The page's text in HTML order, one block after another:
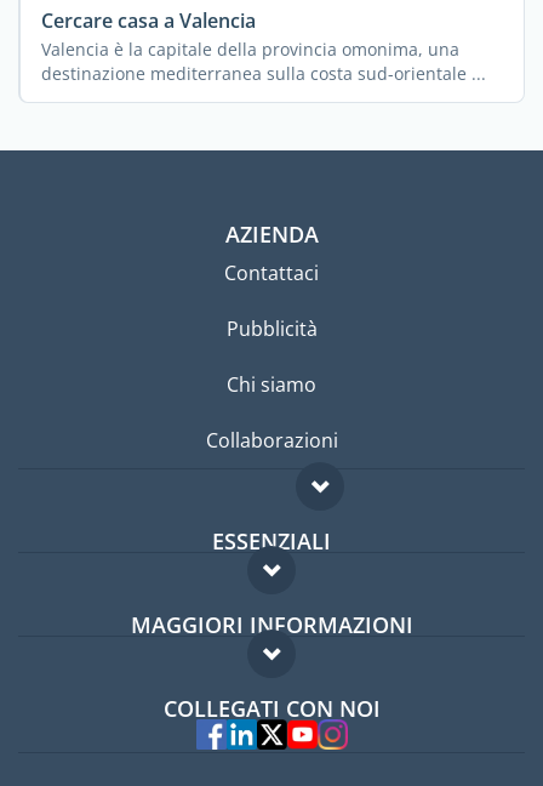
Cercare casa a Valencia
Valencia è la capitale della provincia omonima, una
destinazione mediterranea sulla costa sud-orientale ...
AZIENDA
Contattaci
Pubblicità
Chi siamo
Collaborazioni
ESSENZIALI
Forum per expat
Guida per expat
MAGGIORI INFORMAZIONI
Domande frequenti
Esperti
COLLEGATI CON NOI